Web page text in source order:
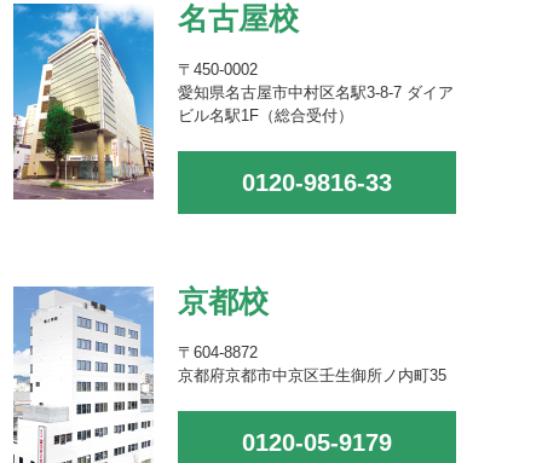
名古屋校
〒450-0002
愛知県名古屋市中村区名駅3-8-7 ダイア
ビル名駅1F（総合受付）
0120-9816-33
京都校
〒604-8872
京都府京都市中京区壬生御所ノ内町35
0120-05-9179